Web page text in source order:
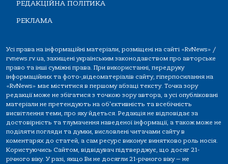
РЕДАКЦІЙНА ПОЛІТИКА
РЕКЛАМА
Усі права на інформаційні матеріали, розміщені на сайті «RvNews» /
rvnews.rv.ua, захищені українським законодавством про авторське
право та інші суміжні права. При використанні, передруку
інформаційних та фото-,відеоматеріалів сайту, гіперпосилання на
«RvNews» має міститися в першому абзаці тексту. Точка зору
редакції може не збігатися з точкою зору автора, а усі опубліковані
матеріали не претендують на об'єктивність та всебічність
висвітлення теми, про яку йдеться. Редакція не відповідає за
достовірність та тлумачення наведеної інформації, а також може не
поділяти погляди та думки, висловлені читачами сайту в
коментарях до статей, а сам ресурс виконує винятково роль носія.
Користуючись Сайтом, відвідувач підтверджує, що досяг 21-
річного віку. У разі, якщо Ви не досягли 21-річного віку — не